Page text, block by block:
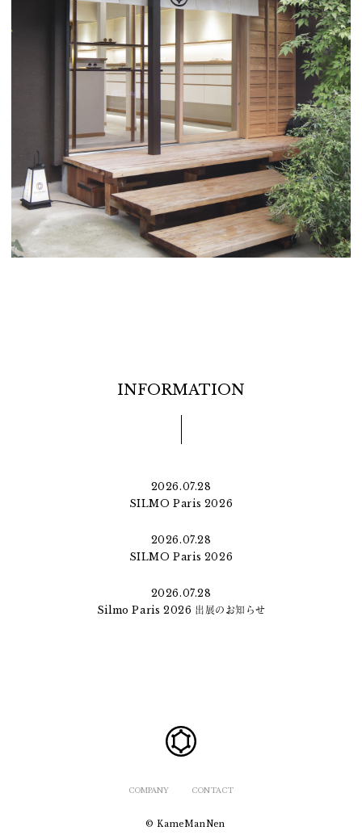
INFORMATION
2026.07.28
SILMO Paris 2026
2026.07.28
SILMO Paris 2026
2026.07.28
Silmo Paris 2026 出展のお知らせ
COMPANY CONTACT
© KameManNen